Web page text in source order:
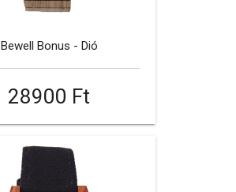
Bewell Bonus - Dió
28900 Ft